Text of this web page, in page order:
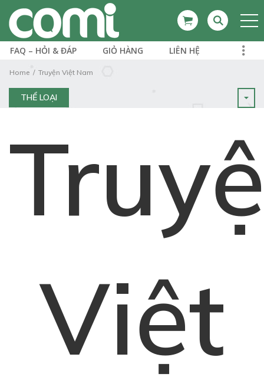
FAQ – HỎI & ĐÁP GIỎ HÀNG LIÊN HỆ
Home Truyện Việt Nam
THỂ LOẠI
Việt